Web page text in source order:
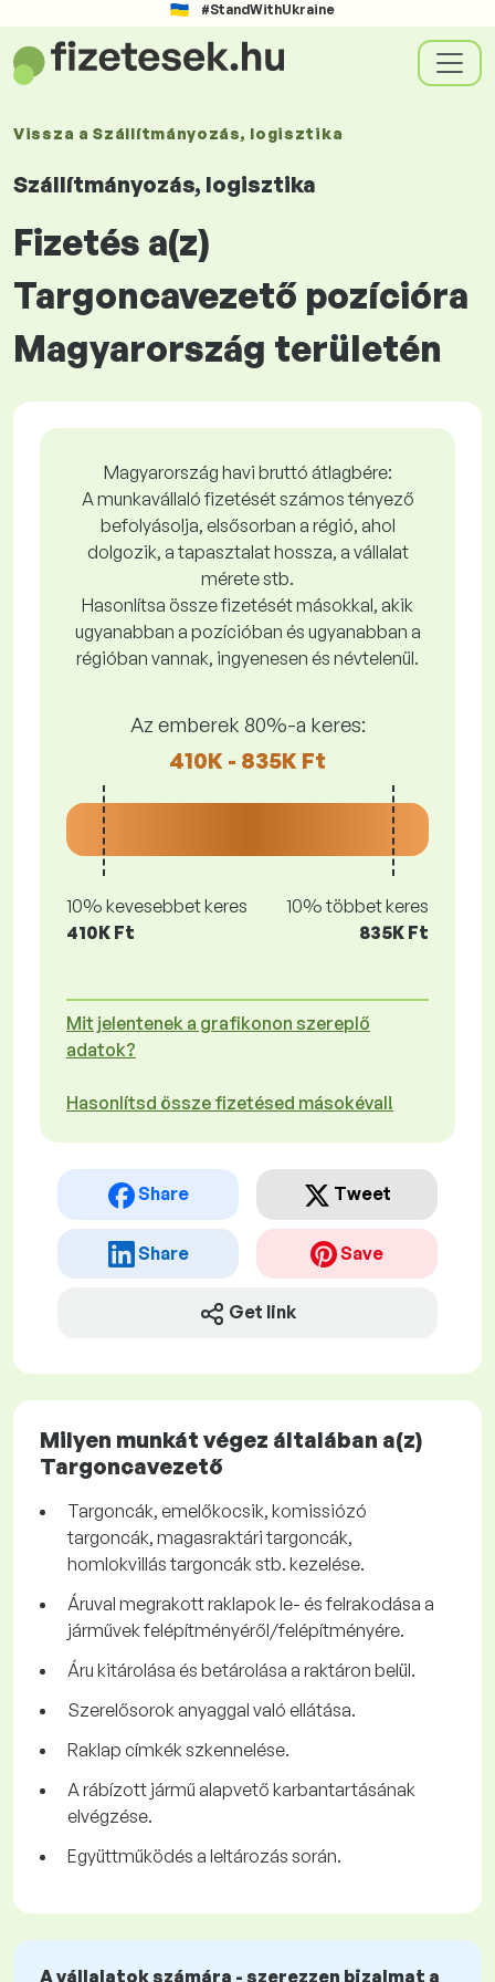
#StandWithUkraine
Vissza aSzállítmányozás, logisztika
Szállítmányozás, logisztika
Fizetés a(z)
Targoncavezető pozícióra
Magyarország területén
Magyarország havi bruttó átlagbére:
A munkavállaló fizetését számos tényező
befolyásolja, elsősorban a régió, ahol
dolgozik, a tapasztalat hossza, a vállalat
mérete stb.
Hasonlítsa össze fizetését másokkal, akik
ugyanabban a pozícióban és ugyanabban a
régióban vannak, ingyenesen és névtelenül.
Az emberek 80%-a keres:
410K - 835K Ft
10% kevesebbet keres
410K Ft
10% többet keres
835K Ft
Mit jelentenek a grafikonon szereplő
adatok?
Hasonlítsd össze fizetésed másokéval!
Share Tweet
Share Save
Get link
Milyen munkát végez általában a(z)
Targoncavezető
Targoncák, emelőkocsik, komissiózó
targoncák, magasraktári targoncák,
homlokvillás targoncák stb. kezelése.
Áruval megrakott raklapok le- és felrakodása a
járművek felépítményéről/felépítményére.
Áru kitárolása és betárolása a raktáron belül.
Szerelősorok anyaggal való ellátása.
Raklap címkék szkennelése.
A rábízott jármű alapvető karbantartásának
elvégzése.
Együttműködés a leltározás során.
A vállalatok számára - szerezzen bizalmat a